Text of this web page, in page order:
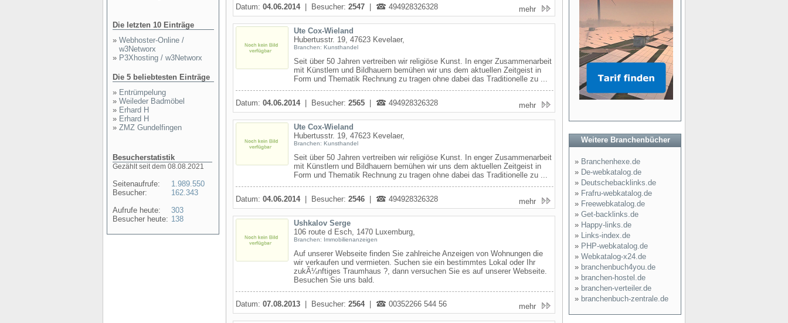
Die letzten 10 Einträge
» Webhoster-Online /
w3Networx
» P3Xhosting / w3Networx
Die 5 beliebtesten Einträge
» Entrümpelung
» Weileder Badmöbel
» Erhard H
» Erhard H
» ZMZ Gundelfingen
Besucherstatistik
Gezählt seit dem 08.08.2021
Seitenaufrufe:
Besucher:
Aufrufe heute:
Besucher heute:
1.989.550
162.343
303
138
Datum: 04.06.2014| Besucher: 2547 494928326328 mehr
Ute Cox-Wieland
Hubertusstr. 19, 47623 Kevelaer,
Branchen: Kunsthandel
Seit über 50 Jahren vertreiben wir religiöse Kunst. In enger Zusammenarbeit
mit Künstlern und Bildhauern bemühen wir uns dem aktuellen Zeitgeist in
Form und Thematik Rechnung zu tragen ohne dabei das Traditionelle zu ...
Datum: 04.06.2014| Besucher: 2565 494928326328 mehr
Ute Cox-Wieland
Hubertusstr. 19, 47623 Kevelaer,
Branchen: Kunsthandel
Seit über 50 Jahren vertreiben wir religiöse Kunst. In enger Zusammenarbeit
mit Künstlern und Bildhauern bemühen wir uns dem aktuellen Zeitgeist in
Form und Thematik Rechnung zu tragen ohne dabei das Traditionelle zu ...
Datum: 04.06.2014| Besucher: 2546 494928326328 mehr
Ushkalov Serge
106 route d Esch, 1470 Luxemburg,
Branchen: Immobilienanzeigen
Auf unserer Webseite finden Sie zahlreiche Anzeigen von Wohnungen die
wir verkaufen und vermieten. Suchen sie ein bestimmtes Lokal oder Ihr
zukÃ¼nftiges Traumhaus ?, dann versuchen Sie es auf unserer Webseite.
Besuchen Sie uns bald.
Datum: 07.08.2013 | Besucher: 2564| 00352266 544 56 mehr
Weitere Branchenbücher
» Branchenhexe.de
» De-webkatalog.de
» Deutschebacklinks.de
» Frafru-webkatalog.de
» Freewebkatalog.de
» Get-backlinks.de
» Happy-links.de
» Links-index.de
» PHP-webkatalog.de
» Webkatalog-x24.de
» branchenbuch4you.de
» branchen-hostel.de
» branchen-verteiler.de
» branchenbuch-zentrale.de